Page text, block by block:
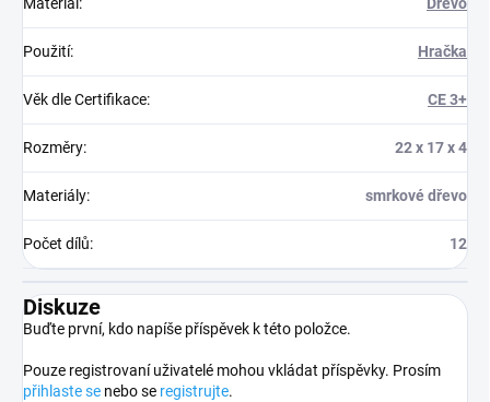
Materiál : Dřevo
Použití: Hračka
Věk dle Certifikace: CE 3+
Rozměry: 22 x 17 x 4
Materiály: smrkové dřevo
Počet dílů: 12
Diskuze
Buďte první, kdo napíše příspěvek k této položce.
Pouze registrovaní uživatelé mohou vkládat příspěvky. Prosím
přihlaste se nebo se registrujte.